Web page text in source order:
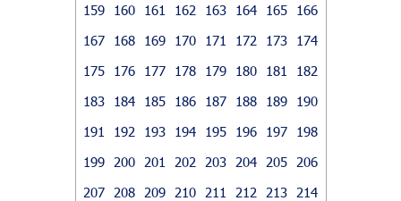
159
160 161 162 163 164 165
166
167
168 169 170 171 172 173
174
175
176 177 178 179 180 181
182
183
184 185 186 187 188 189
190
191
192 193 194 195 196 197
198
199
200 201 202 203 204 205
206
207
208 209 210 211 212 213
214